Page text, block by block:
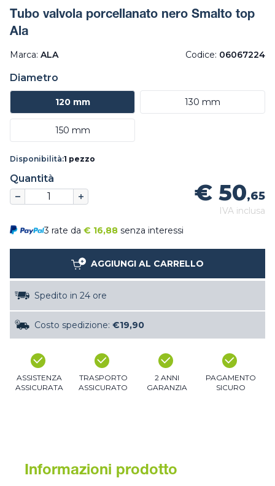
Tubo valvola porcellanato nero Smalto top
Ala
Marca: ALA Codice: 06067224
Diametro
120 mm 130 mm
150 mm
Disponibilità:1 pezzo
Quantità
€ 50,65
IVA inclusa
3 rate da € 16,88 senza interessi
AGGIUNGI AL CARRELLO
Spedito in 24 ore
Costo spedizione: €19,90
ASSISTENZA
ASSICURATA
TRASPORTO
ASSICURATO
2 ANNI
GARANZIA
PAGAMENTO
SICURO
Informazioni prodotto